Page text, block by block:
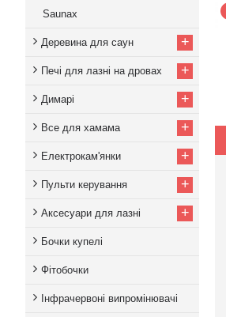
Saunax
Деревина для саун +
Печі для лазні на дровах +
Димарі +
Все для хамама +
Електрокам'янки +
Пульти керування +
Аксесуари для лазні +
Бочки купелі
Фітобочки
Інфрачервоні випромінювачі